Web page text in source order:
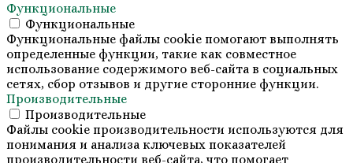
Функциональные
Функциональные
Функциональные файлы cookie помогают выполнять
определенные функции, такие как совместное
использование содержимого веб-сайта в социальных
сетях, сбор отзывов и другие сторонние функции.
Производительные
Производительные
Файлы cookie производительности используются для
понимания и анализа ключевых показателей
производительности веб-сайта, что помогает